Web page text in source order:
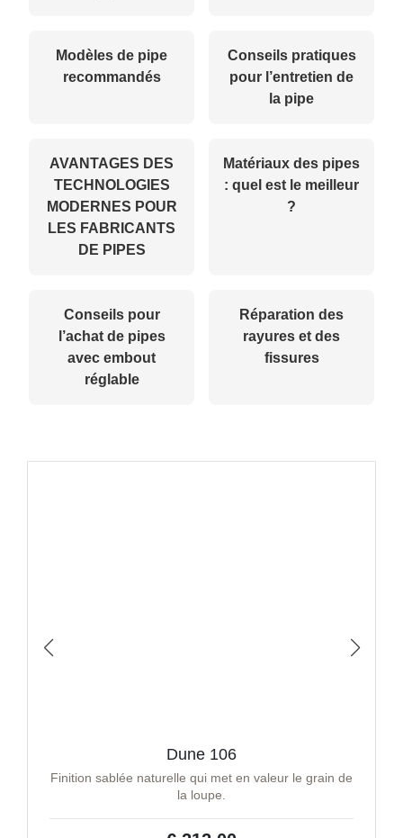
Modèles de pipe
recommandés
Conseils pratiques
pour l’entretien de
la pipe
AVANTAGES DES
TECHNOLOGIES
MODERNES POUR
LES FABRICANTS
DE PIPES
Matériaux des pipes
: quel est le meilleur
?
Conseils pour
l’achat de pipes
avec embout
réglable
Réparation des
rayures et des
fissures
Dune 106
Finition sablée naturelle qui met en valeur le grain de
la loupe.